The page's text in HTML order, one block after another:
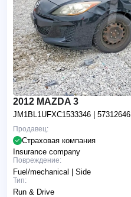
2012 MAZDA 3
JM1BL1UFXC1533346 | 57312646
Продавец:
Страховая компания
Insurance company
Повреждение:
Fuel/mechanical | Side
Тип:
Run & Drive